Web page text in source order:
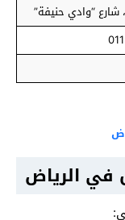
شارع “وادي حنيفة”
في الرياض